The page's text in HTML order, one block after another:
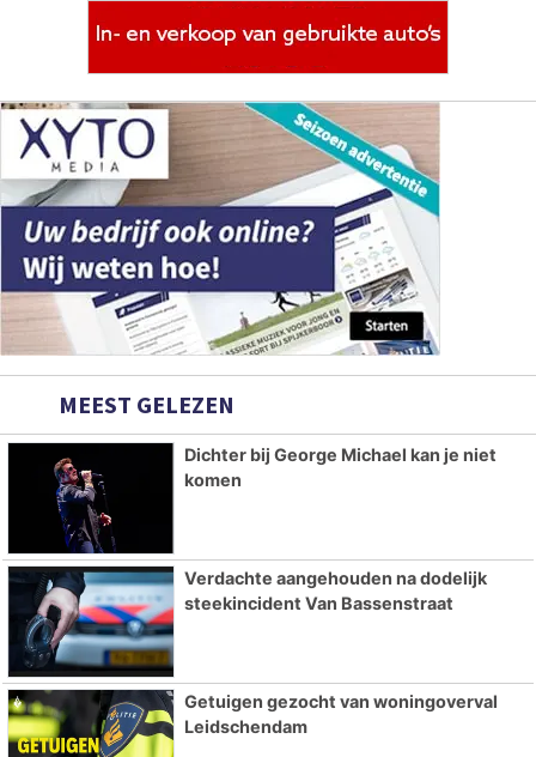
MEEST GELEZEN
Dichter bij George Michael kan je niet
komen
Verdachte aangehouden na dodelijk
steekincident Van Bassenstraat
Getuigen gezocht van woningoverval
Leidschendam